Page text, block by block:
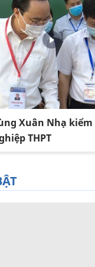
Xuân Nhạ
THPT